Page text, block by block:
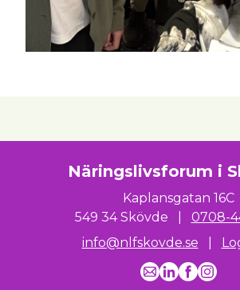
Näringslivsforum i
Kaplansgatan 16C
549 34 Skövde
0708-
info@nlfskovde.se